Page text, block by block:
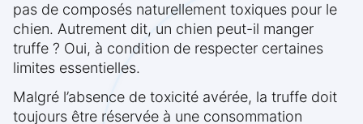
pas de composés naturellement toxiques pour le
chien. Autrement dit, un chien peut-il manger
truffe ? Oui, à condition de respecter certaines
limites essentielles.
Malgré l’absence de toxicité avérée, la truffe doit
toujours être réservée à une consommation